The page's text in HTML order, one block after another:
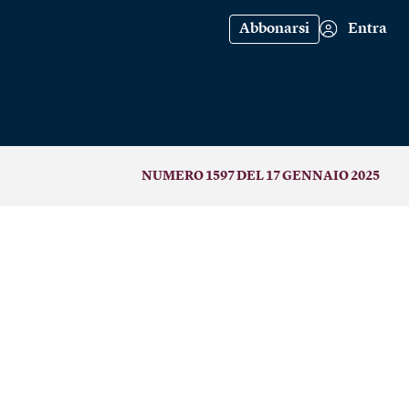
Abbonarsi Entra
NUMERO 1597 DEL 17 GENNAIO 2025